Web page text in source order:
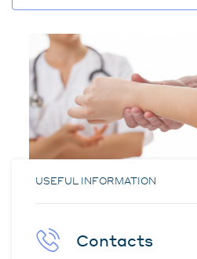
USEFUL INFORMATION
Contacts